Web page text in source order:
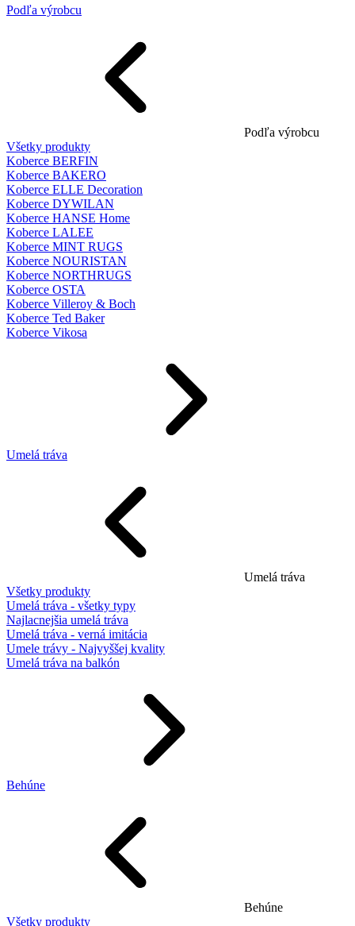
Podľa výrobcu
Podľa výrobcu
Všetky produkty
Koberce BERFIN
Koberce BAKERO
Koberce ELLE Decoration
Koberce DYWILAN
Koberce HANSE Home
Koberce LALEE
Koberce MINT RUGS
Koberce NOURISTAN
Koberce NORTHRUGS
Koberce OSTA
Koberce Villeroy & Boch
Koberce Ted Baker
Koberce Vikosa
Umelá tráva
Umelá tráva
Všetky produkty
Umelá tráva - všetky typy
Najlacnejšia umelá tráva
Umelá tráva - verná imitácia
Umele trávy - Najvyššej kvality
Umelá tráva na balkón
Behúne
Behúne
Všetky produkty